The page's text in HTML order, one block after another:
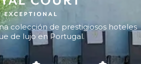
colección de prestigiosos hoteles
de lujo en Portugal.